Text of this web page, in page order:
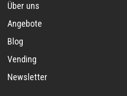
Über uns
Angebote
Blog
Vending
Newsletter